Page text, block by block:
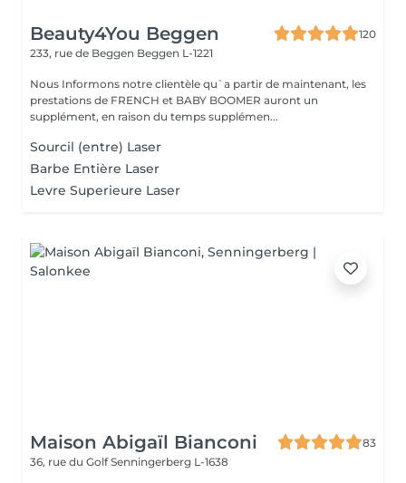
Beauty4You Beggen
120
233, rue de Beggen Beggen L-1221
Nous Informons notre clientèle qu`a partir de maintenant, les
prestations de FRENCH et BABY BOOMER auront un
supplément, en raison du temps supplémen...
Sourcil (entre) Laser
Barbe Entière Laser
Levre Superieure Laser
Maison Abigaïl Bianconi
83
36, rue du GolfSenningerberg L-1638